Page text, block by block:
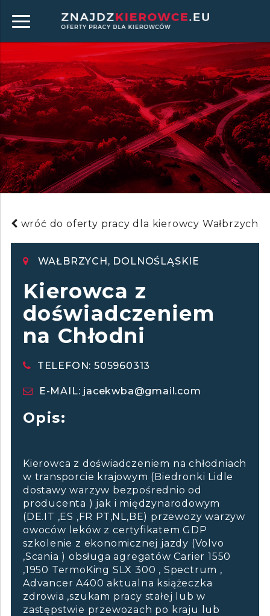
wróć do oferty pracy dla kierowcy Wałbrzych
WAŁBRZYCH, DOLNOŚLĄSKIE
Kierowca z
doświadczeniem
na Chłodni
TELEFON: 505960313
E-MAIL: jacekwba@gmail.com
Opis:
Kierowca z doświadczeniem na chłodniach
w transporcie krajowym (Biedronki Lidle
dostawy warzyw bezpośrednio od
producenta ) jak i międzynarodowym
(DE.IT ,ES ,FR PT,NL,BE) przewozy warzyw
owoców leków z certyfikatem GDP
szkolenie z ekonomicznej jazdy (Volvo
,Scania ) obsługa agregatów Carier 1550
,1950 TermoKing SLX 300 , Spectrum ,
Advancer A400 aktualna książeczka
zdrowia ,szukam pracy stałej lub w
zastępstwie przewozach po kraju lub